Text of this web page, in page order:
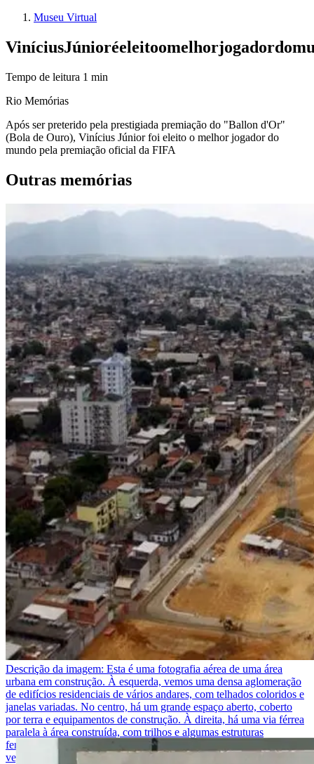
Museu Virtual
ViníciusJúnioréeleitoomelhorjogadordo
Tempo de leitura 1 min
Rio Memórias
Após ser preterido pela prestigiada premiação do "Ballon d'Or"
(Bola de Ouro), Vinícius Júnior foi eleito o melhor jogador do
mundo pela premiação oficial da FIFA
Outras memórias
Descrição da imagem: Esta é uma fotografia aérea de uma área
urbana em construção. À esquerda, vemos uma densa aglomeração
de edifícios residenciais de vários andares, com telhados coloridos e
janelas variadas. No centro, há um grande espaço aberto, coberto
por terra e equipamentos de construção. À direita, há uma via férrea
paralela à área construída, com trilhos e algumas estruturas
ferroviárias. No fundo, vemos uma linha de montanhas cobertas de
vegetação. O céu está claro, permitindo uma visão clara do cenário.